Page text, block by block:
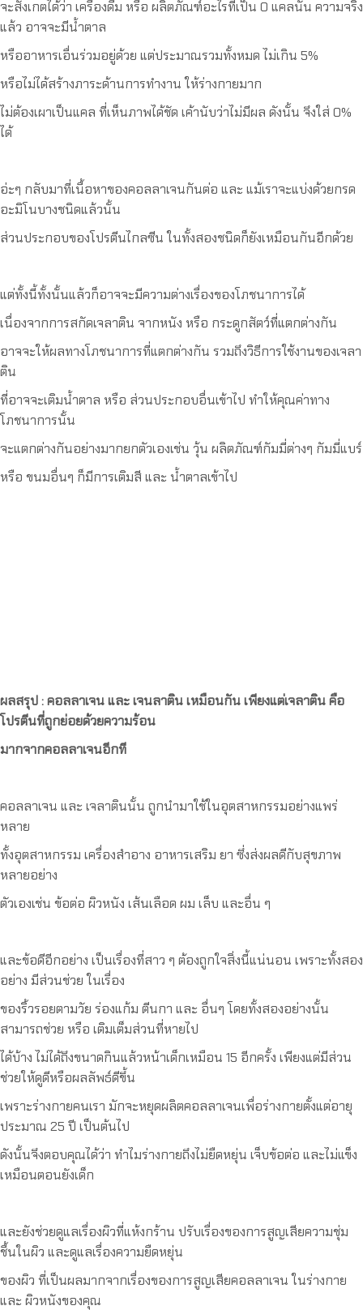
จะสังเกตได้ว่า เครื่องดื่ม หรือ ผลิตภัณฑ์อะไรที่เป็น 0 แคลนั้น ความจริง
แล้ว อาจจะมีน้ำตาล
หรืออาหารเอื่นร่วมอยู่ด้วย แต่ประมาณรวมทั้งหมด ไม่เกิน 5%
หรือไม่ได้สร้างภาระด้านการทำงาน ให้ร่างกายมาก
ไม่ต้องเผาเป็นแคล ที่เห็นภาพได้ชัด เค้านับว่าไม่มีผล ดังนั้น จึงใส่ 0%
ได้
อ่ะๆ กลับมาที่เนื้อหาของคอลลาเจนกันต่อ และ แม้เราจะแบ่งด้วยกรด
อะมิโนบางชนิดแล้วนั้น
ส่วนประกอบของโปรตีนไกลซีน ในทั้งสองชนิดก็ยังเหมือนกันอีกด้วย
แต่ทั้งนี้ทั้งนั้นแล้วก็อาจจะมีความต่างเรื่องของโภชนาการได้
เนื่องจากการสกัดเจลาติน จากหนัง หรือ กระดูกสัตว์ที่แตกต่างกัน
อาจจะให้ผลทางโภชนาการที่แตกต่างกัน รวมถึงวิธีการใช้งานของเจลา
ติน
ที่อาจจะเติมน้ำตาล หรือ ส่วนประกอบอื่นเข้าไป ทำให้คุณค่าทาง
โภชนาการนั้น
จะแตกต่างกันอย่างมากยกตัวเองเช่น วุ้น ผลิตภัณฑ์กัมมี่ต่างๆ กัมมี่แบร์
หรือ ขนมอื่นๆ ก็มีการเติมสี และ น้ำตาลเข้าไป
ผลสรุป : คอลลาเจน และ เจนลาติน เหมือนกัน เพียงแต่เจลาติน คือ
โปรตีนที่ถูกย่อยด้วยความร้อน
มากจากคอลลาเจนอีกที
คอลลาเจน และ เจลาตินนั้น ถูกนำมาใช้ในอุตสาหกรรมอย่างแพร่
หลาย
ทั้งอุตสาหกรรม เครื่องสำอาง อาหารเสริม ยา ซึ่งส่งผลดีกับสุขภาพ
หลายอย่าง
ตัวเองเช่น ข้อต่อ ผิวหนัง เส้นเลือด ผม เล็บ และอื่น ๆ
และข้อดีอีกอย่าง เป็นเรื่องที่สาว ๆ ต้องถูกใจสิ่งนี้แน่นอน เพราะทั้งสอง
อย่าง มีส่วนช่วย ในเรื่อง
ของริ้วรอยตามวัย ร่องแก้ม ตีนกา และ อื่นๆ โดยทั้งสองอย่างนั้น
สามารถช่วย หรือ เติมเต็มส่วนที่หายไป
ได้บ้าง ไม่ได้ถึงขนาดกินแล้วหน้าเด็กเหมือน 15 อีกครั้ง เพียงแต่มีส่วน
ช่วยให้ดูดีหรือผลลัพธ์ดีขึ้น
เพราะร่างกายคนเรา มักจะหยุดผลิตคอลลาเจนเพื่อร่างกายตั้งแต่อายุ
ประมาณ 25 ปี เป็นต้นไป
ดังนั้นจึงตอบคุณได้ว่า ทำไมร่างกายถึงไม่ยืดหยุ่น เจ็บข้อต่อ และไม่แข็ง
เหมือนตอนยังเด็ก
และยังช่วยดูแลเรื่องผิวที่แห้งกร้าน ปรับเรื่องของการสูญเสียความชุ่ม
ชื้นในผิว และดูแลเรื่องความยืดหยุ่น
ของผิว ที่เป็นผลมากจากเรื่องของการสูญเสียคอลลาเจน ในร่างกาย
และ ผิวหนังของคุณ